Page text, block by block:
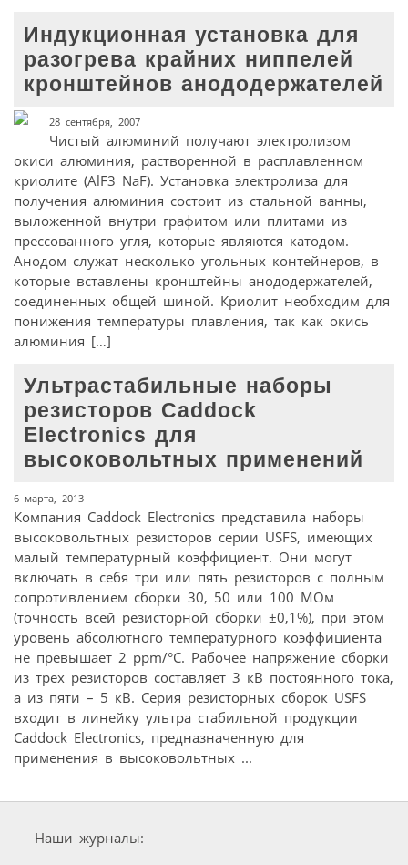
Индукционная установка для
разогрева крайних ниппелей
кронштейнов анододержателей
28 сентября, 2007
Чистый алюминий получают электролизом
окиси алюминия, растворенной в расплавленном
криолите (AlF3 NaF). Установка электролиза для
получения алюминия состоит из стальной ванны,
выложенной внутри графитом или плитами из
прессованного угля, которые являются катодом.
Анодом служат несколько угольных контейнеров, в
которые вставлены кронштейны анододержателей,
соединенных общей шиной. Криолит необходим для
понижения температуры плавления, так как окись
алюминия […]
Ультрастабильные наборы
резисторов Caddock
Electronics для
высоковольтных применений
6 марта, 2013
Компания Caddock Electronics представила наборы
высоковольтных резисторов серии USFS, имеющих
малый температурный коэффициент. Они могут
включать в себя три или пять резисторов с полным
сопротивлением сборки 30, 50 или 100 МОм
(точность всей резисторной сборки ±0,1%), при этом
уровень абсолютного температурного коэффициента
не превышает 2 ppm/°C. Рабочее напряжение сборки
из трех резисторов составляет 3 кВ постоянного тока,
а из пяти – 5 кВ. Серия резисторных сборок USFS
входит в линейку ультра стабильной продукции
Caddock Electronics, предназначенную для
применения в высоковольтных ...
Наши журналы: